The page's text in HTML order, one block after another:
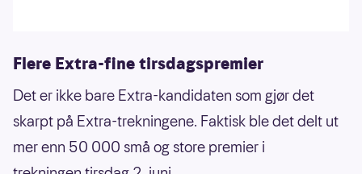
Flere Extra-fine tirsdagspremier
Det er ikke bare Extra-kandidaten som gjør det
skarpt på Extra-trekningene. Faktisk ble det delt ut
mer enn 50 000 små og store premier i